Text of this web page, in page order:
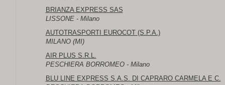
BRIANZA EXPRESS SAS
LISSONE - Milano
AUTOTRASPORTI EUROCOT (S.P.A.)
MILANO (MI)
AIR PLUS S.R.L.
PESCHIERA BORROMEO - Milano
BLU LINE EXPRESS S.A.S. DI CAPRARO CARMELA E C.